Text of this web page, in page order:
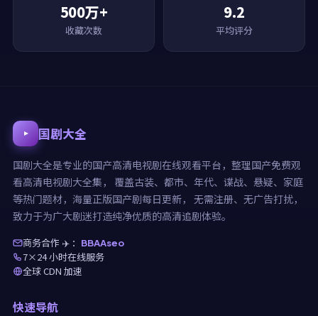
500万+
收藏次数
9.2
平均评分
国剧大全
国剧大全是专业的国产高清电视剧在线观看平台，整理国产免费观
看高清电视剧大全集， 覆盖古装、都市、年代、谍战、悬疑、家庭
等热门题材，海量正版国产剧每日更新， 无需注册、无广告打扰，
致力于为广大剧迷打造纯净优质的高清追剧体验。
商务合作 ✈️ ： BBAAseo
7×24 小时在线服务
全球 CDN 加速
快速导航